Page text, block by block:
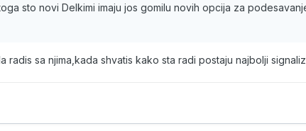
sto novi Delkimi imaju jos gomilu novih opcija za
radis sa njima,kada shvatis kako sta radi postaju najbolji